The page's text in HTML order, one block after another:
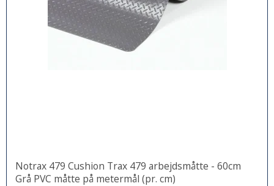
Notrax 479 Cushion Trax 479 arbejdsmåtte - 60cm
Grå PVC måtte på metermål (pr. cm)